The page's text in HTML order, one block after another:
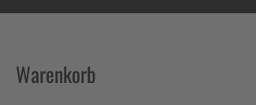
Warenkorb